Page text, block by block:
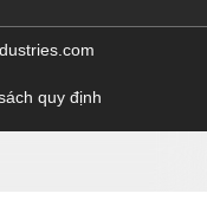
quy định